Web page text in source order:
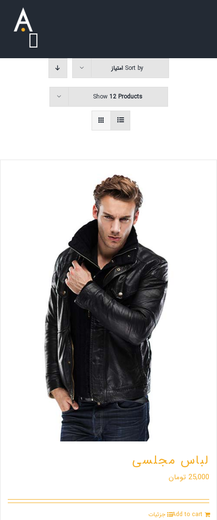
درباره ما
سوالات متداول
تماس با ما
Sort by امتیاز
Show 12 Products
لباس مجلسی
25,000 تومان
Add to cart جزئیات